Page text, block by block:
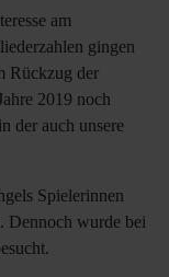
am
gingen
Rückzug der
2019 noch
der auch unsere
Spielerinnen
Dennoch wurde bei